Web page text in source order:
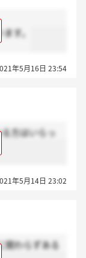
す。
年5月16日 23:54
方はいらっ
年5月14日 23:02
関わらずある